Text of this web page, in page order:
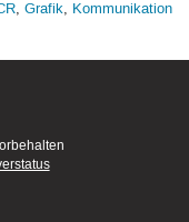
,Grafik, Kommunikation